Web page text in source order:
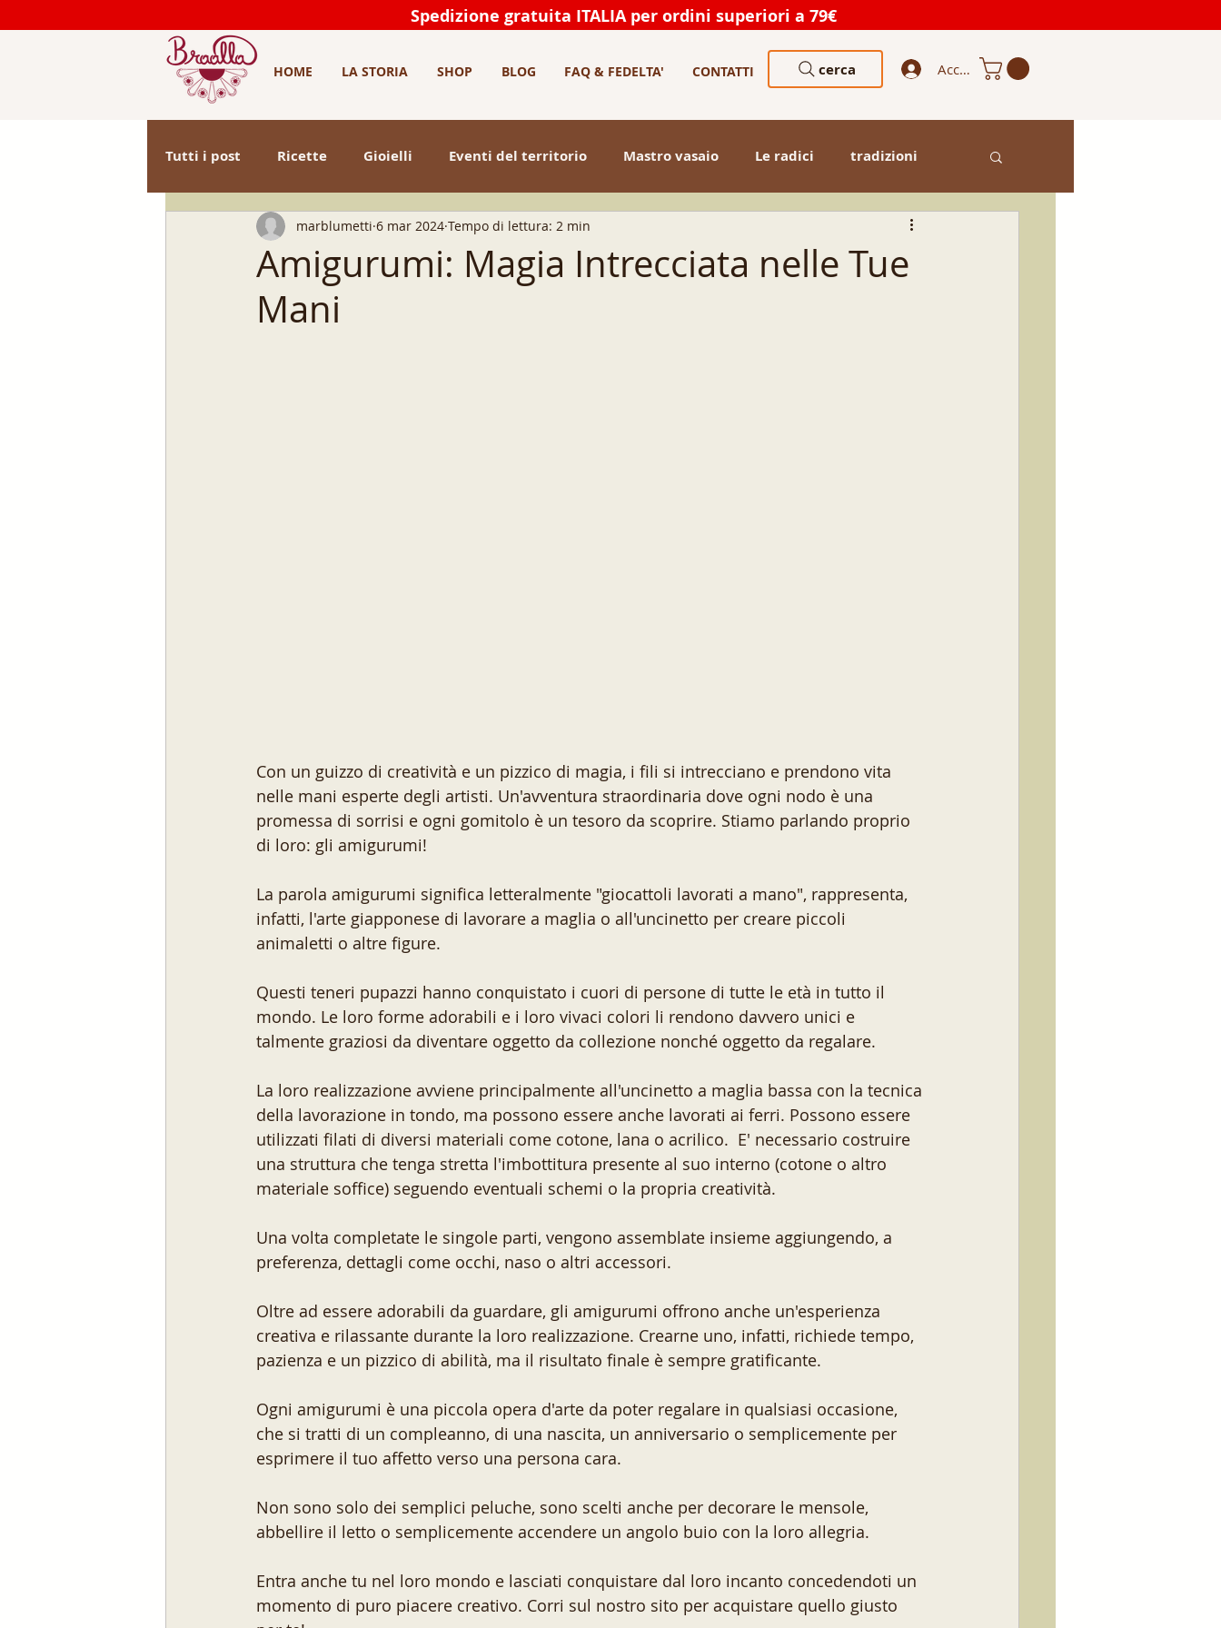
Spedizione gratuita ITALIA per ordini superiori a 79€
HOME LA STORIA SHOP BLOG FAQ & FEDELTA' CONTATTI cerca Accedi
Tutti i post Ricette Gioielli Eventi del territorio Mastro vasaio Le radici tradizioni
prodotti tipici idee regalo artigianato natale
Amigurumi: Magia Intrecciata nelle Tue
Mani
marblumetti 6 mar 2024 Tempo di lettura: 2 min
Con un guizzo di creatività e un pizzico di magia, i fili si intrecciano e prendono vita
nelle mani esperte degli artisti. Un'avventura straordinaria dove ogni nodo è una
promessa di sorrisi e ogni gomitolo è un tesoro da scoprire. Stiamo parlando proprio
di loro: gli amigurumi!
La parola amigurumi significa letteralmente "giocattoli lavorati a mano", rappresenta,
infatti, l'arte giapponese di lavorare a maglia o all'uncinetto per creare piccoli
animaletti o altre figure.
Questi teneri pupazzi hanno conquistato i cuori di persone di tutte le età in tutto il
mondo. Le loro forme adorabili e i loro vivaci colori li rendono davvero unici e
talmente graziosi da diventare oggetto da collezione nonché oggetto da regalare.
La loro realizzazione avviene principalmente all'uncinetto a maglia bassa con la tecnica
della lavorazione in tondo, ma possono essere anche lavorati ai ferri. Possono essere
utilizzati filati di diversi materiali come cotone, lana o acrilico.  E' necessario costruire
una struttura che tenga stretta l'imbottitura presente al suo interno (cotone o altro
materiale soffice) seguendo eventuali schemi o la propria creatività.
Una volta completate le singole parti, vengono assemblate insieme aggiungendo, a
preferenza, dettagli come occhi, naso o altri accessori.
Oltre ad essere adorabili da guardare, gli amigurumi offrono anche un'esperienza
creativa e rilassante durante la loro realizzazione. Crearne uno, infatti, richiede tempo,
pazienza e un pizzico di abilità, ma il risultato finale è sempre gratificante.
Ogni amigurumi è una piccola opera d'arte da poter regalare in qualsiasi occasione,
che si tratti di un compleanno, di una nascita, un anniversario o semplicemente per
esprimere il tuo affetto verso una persona cara.
Non sono solo dei semplici peluche, sono scelti anche per decorare le mensole,
abbellire il letto o semplicemente accendere un angolo buio con la loro allegria.
Entra anche tu nel loro mondo e lasciati conquistare dal loro incanto concedendoti un
momento di puro piacere creativo. Corri sul nostro sito per acquistare quello giusto